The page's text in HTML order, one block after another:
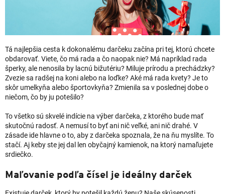
Tá najlepšia cesta k dokonalému darčeku začína pri tej, ktorú chcete
obdarovať. Viete, čo má rada a čo naopak nie? Má napríklad rada
šperky, ale nenosila by lacnú bižutériu? Miluje prírodu a prechádzky?
Zvezie sa radšej na koni alebo na loďke? Aké má rada kvety? Je to
skôr umelkyňa alebo športovkyňa? Zmienila sa v poslednej dobe o
niečom, čo by ju potešilo?
To všetko sú skvelé indície na výber darčeka, z ktorého bude mať
skutočnú radosť. A nemusí to byť ani nič veľké, ani nič drahé. V
zásade ide hlavne o to, aby z darčeka spoznala, že na ňu myslíte. To
stačí. Aj keby ste jej dal len obyčajný kamienok, na ktorý namaľujete
srdiečko.
Maľovanie podľa čísel je ideálny darček